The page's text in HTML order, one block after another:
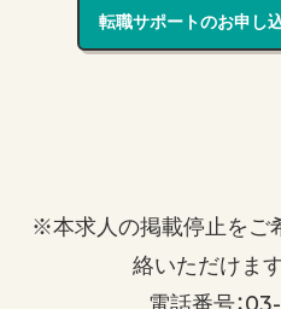
転職サポートのお申し
※本求人の掲載停止をご
絡いただけま
電話番号：